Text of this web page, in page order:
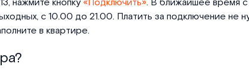
нажмите кнопку«Подключить». В ближайшее время с
с 10.00 до 21.00. Платить за подключение не
в квартире.